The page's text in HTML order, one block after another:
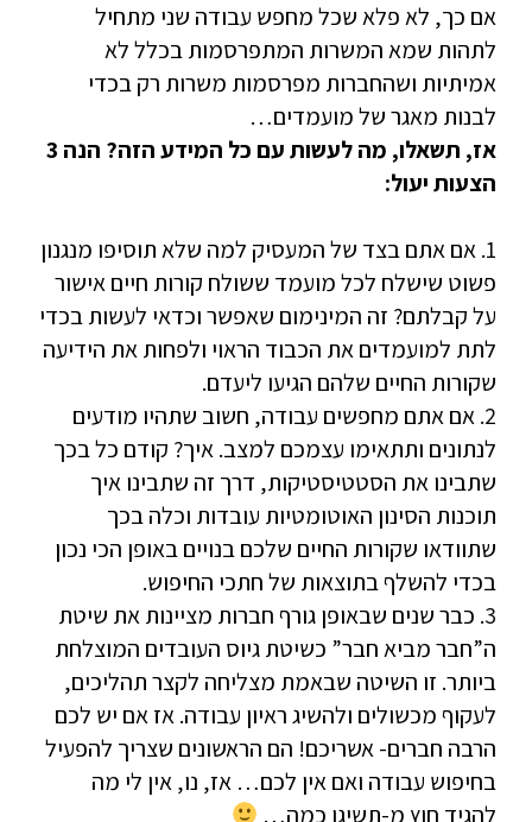
אם כך, לא פלא שכל מחפש עבודה שני מתחיל
לתהות שמא המשרות המתפרסמות בכלל לא
אמיתיות ושהחברות מפרסמות משרות רק בכדי
לבנות מאגר של מועמדים…
אז, תשאלו, מה לעשות עם כל המידע הזה? הנה 3
הצעות יעול:
1. אם אתם בצד של המעסיק למה שלא תוסיפו מנגנון
פשוט שישלח לכל מועמד ששולח קורות חיים אישור
על קבלתם? זה המינימום שאפשר וכדאי לעשות בכדי
לתת למועמדים את הכבוד הראוי ולפחות את הידיעה
שקורות החיים שלהם הגיעו ליעדם.
2. אם אתם מחפשים עבודה, חשוב שתהיו מודעים
לנתונים ותתאימו עצמכם למצב. איך? קודם כל בכך
שתבינו את הסטטיסטיקות, דרך זה שתבינו איך
תוכנות הסינון האוטומטיות עובדות וכלה בכך
שתוודאו שקורות החיים שלכם בנויים באופן הכי נכון
בכדי להשלף בתוצאות של חתכי החיפוש.
3. כבר שנים שבאופן גורף חברות מציינות את שיטת
ה”חבר מביא חבר” כשיטת גיוס העובדים המוצלחת
ביותר. זו השיטה שבאמת מצליחה לקצר תהליכים,
לעקוף מכשולים ולהשיג ראיון עבודה. אז אם יש לכם
הרבה חברים- אשריכם! הם הראשונים שצריך להפעיל
בחיפוש עבודה ואם אין לכם… אז, נו, אין לי מה
להגיד חוץ מ-תשיגו כמה…